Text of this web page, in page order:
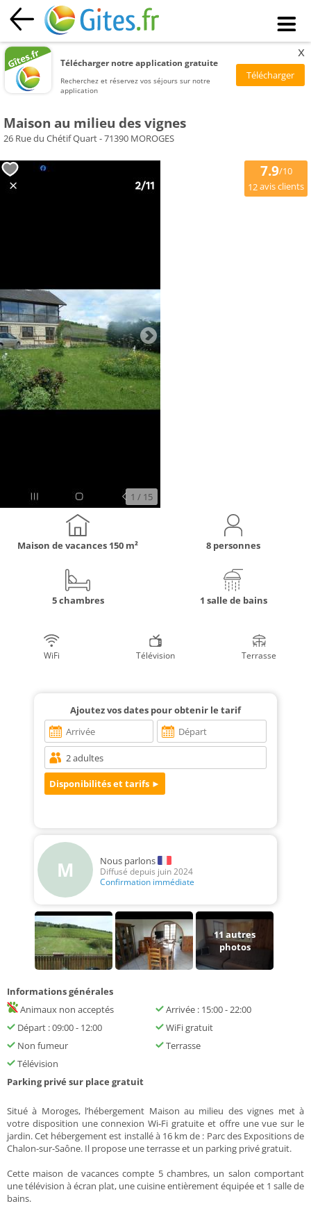
Télécharger notre application gratuite
Recherchez et réservez vos séjours sur notre
application
x
Maison au milieu des vignes
26 Rue du Chétif Quart - 71390 MOROGES
7.9/10
12avis clients
1 / 15
Maison de vacances 150 m² 8 personnes
5 chambres 1 salle de bains
WiFi Télévision Terrasse
Ajoutez vos dates pour obtenir le tarif
M Nous parlons
Diffusé depuis juin 2024
Confirmation immédiate
11 autres
photos
Informations générales
Animaux non acceptés
Arrivée : 15:00 - 22:00
Départ : 09:00 - 12:00
WiFi gratuit
Non fumeur
Terrasse
Télévision
Parking privé sur place gratuit
Situé à Moroges, l’hébergement Maison au milieu des vignes met à
votre disposition une connexion Wi-Fi gratuite et offre une vue sur le
jardin. Cet hébergement est installé à 16 km de : Parc des Expositions de
Chalon-sur-Saône. Il propose une terrasse et un parking privé gratuit.
Cette maison de vacances compte 5 chambres, un salon comportant
une télévision à écran plat, une cuisine entièrement équipée et 1 salle de
bains.